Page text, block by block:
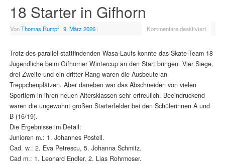
18 Starter in Gifhorn
VonThomas Rumpf | 9. März 2026 | Kommentare deaktiviert
Trotz des parallel stattfindenden Wasa-Laufs konnte das Skate-Team 18
Jugendliche beim Gifhorner Wintercup an den Start bringen. Vier Siege,
drei Zweite und ein dritter Rang waren die Ausbeute an
Treppchenplätzen. Aber daneben war das Abschneiden von vielen
Sportlern in ihren neuen Altersklassen sehr erfreulich. Beeindruckend
waren die ungewohnt großen Starterfelder bei den Schülerinnen A und
B (16/19).
Die Ergebnisse im Detail:
Junioren m.: 1. Johannes Postell.
Cad. w.: 2. Eva Petrescu, 5. Johanna Schmitz.
Cad m.: 1. Leonard Endler, 2. Lias Rohrmoser.